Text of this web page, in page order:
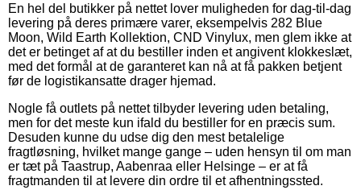
En hel del butikker på nettet lover muligheden for dag-til-dag
levering på deres primære varer, eksempelvis 282 Blue
Moon, Wild Earth Kollektion, CND Vinylux, men glem ikke at
det er betinget af at du bestiller inden et angivent klokkeslæt,
med det formål at de garanteret kan nå at få pakken betjent
før de logistikansatte drager hjemad.
Nogle få outlets på nettet tilbyder levering uden betaling,
men for det meste kun ifald du bestiller for en præcis sum.
Desuden kunne du udse dig den mest betalelige
fragtløsning, hvilket mange gange – uden hensyn til om man
er tæt på Taastrup, Aabenraa eller Helsinge – er at få
fragtmanden til at levere din ordre til et afhentningssted.